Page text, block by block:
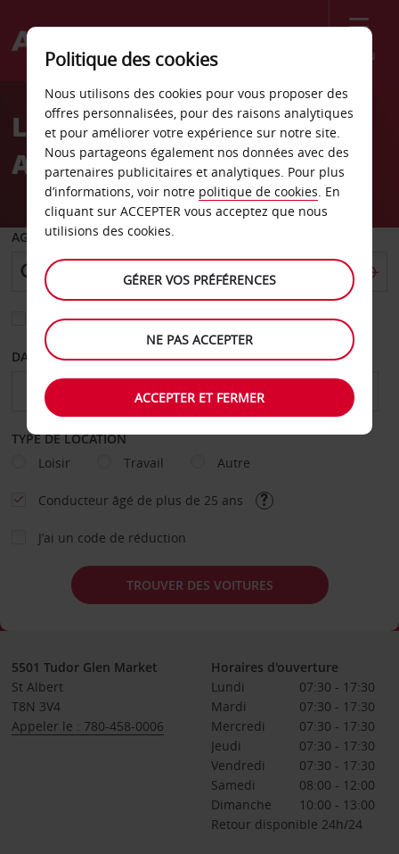
Menu
Welcome
AvisLocation de voiture Saint
Albert
AGENCE DE DÉPART
Sélectionnez une autre agence de retour
DATE DE DÉPART DATE DE RETOUR
TYPE DE LOCATION
Loisir
Travail Autre
Conducteur âgé de plus de 25 ans
J’ai un code de réduction
TROUVER DES VOITURES
5501 Tudor Glen Market
St Albert
T8N 3V4
Appeler le : 780-458-0006
Horaires d'ouverture
Lundi
07:30 - 17:30
Mardi
07:30 - 17:30
Mercredi
07:30 - 17:30
Jeudi
07:30 - 17:30
Vendredi
07:30 - 17:30
Samedi
08:00 - 12:00
Dimanche
10:00 - 13:00
Retour disponible 24h/24
Politique des cookies
Nous utilisons des cookies pour vous proposer des
offres personnalisées, pour des raisons analytiques
et pour améliorer votre expérience sur notre site.
Nous partageons également nos données avec des
partenaires publicitaires et analytiques. Pour plus
d’informations, voir notre politique de cookies. En
cliquant sur ACCEPTER vous acceptez que nous
utilisions des cookies.
GÉRER VOS PRÉFÉRENCES
NE PAS ACCEPTER
ACCEPTER ET FERMER